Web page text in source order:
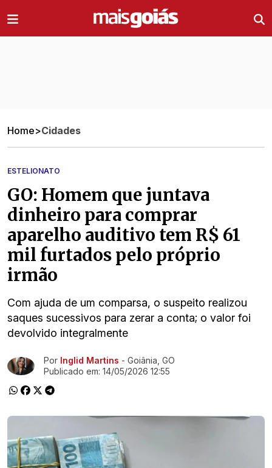
Home>Cidades
ESTELIONATO
GO: Homem que juntava
dinheiro para comprar
aparelho auditivo tem R$ 61
mil furtados pelo próprio
irmão
Com ajuda de um comparsa, o suspeito realizou
saques sucessivos para zerar a conta; o valor foi
devolvido integralmente
Ir direto pra matéria
Por Inglid Martins - Goiânia, GO
Publicado em: 14/05/2026 12:55